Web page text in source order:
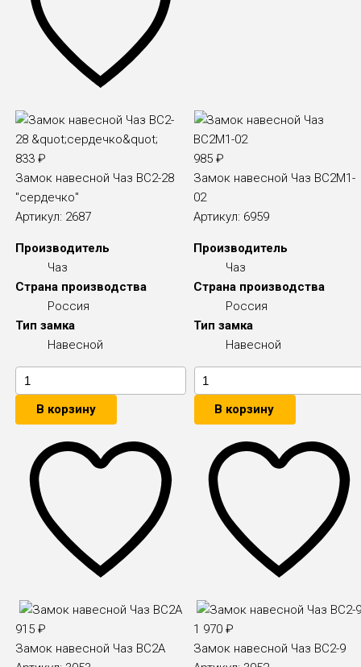
833₽
Замок навесной Чаз ВС2-28
"сердечко"
Артикул: 2687
Производитель
Чаз
Страна производства
Россия
Тип замка
Навесной
В корзину
985₽
Замок навесной Чаз ВС2М1-
02
Артикул: 6959
Производитель
Чаз
Страна производства
Россия
Тип замка
Навесной
В корзину
915₽
Замок навесной Чаз ВС2А
1 970₽
Замок навесной Чаз ВС2-9